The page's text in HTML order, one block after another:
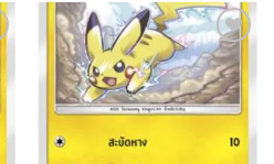
Add to
wishlist